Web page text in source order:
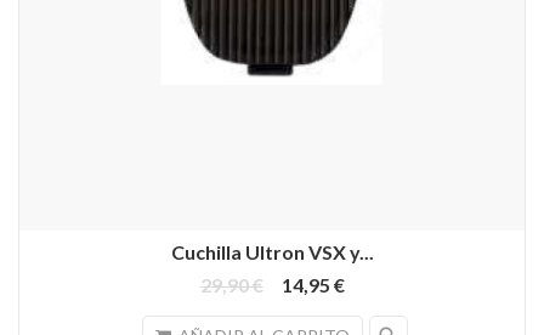
Cuchilla Ultron VSX y...
29,90 €
14,95 €